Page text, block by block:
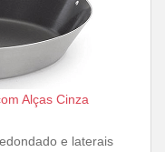
Alças Cinza
e laterais